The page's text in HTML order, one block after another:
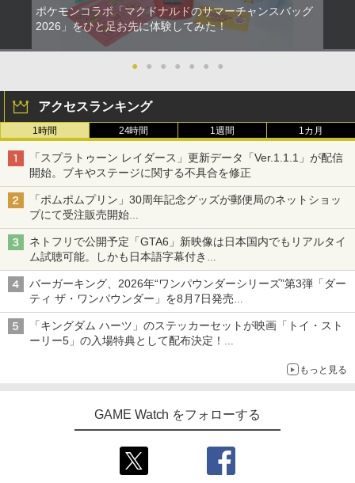
￥680
g 【CEROレーティング「Z」】
￥1,079
3
エイムアップリング FPS EVOgames 日
本製 天然ゴム 6個セット PS5 PS4 Switc
h プロコン PC コントローラー用 エイム
アシスト リング スポンジ リコイル制御
操作性向上 ゲーミング
￥1,980
【特典】テイルズ オブ エターニア リマ
スター PS5版(【早期購入特典】超冒険
シティコネクション 【PS5】カルドセプ
ト ザ ファースト 通常版 [ELJM-30899
PS5 カルドセプト ザ ファ-スト ツウジョ
【中古】.hack//Vol.1×Vol.2 PlayStation
2 the Best
【当店独自で＋P10倍★要エントリー】
【中古】[PS5] コール オブ デューティ
ブラックオプス コールドウォー(CALL O
F DUTY BLACK OPS COLD WAR ) ソニ
ー・インタラクティブエンタテインメン
ト (20201113)
￥1,300
[Switch 2] ぽこ あ ポケモン エキスパン
ションパス（ダウンロード版）※3,200
ポイントまでご利用可
￥4,400
レッド＜その他＞（代引き不可）6547
￥20,000
映画『THE FIRST SLAM DUNK』 STAN
DARD EDITION【Blu-ray】（早期予約
特典なし） [ 井上雄彦 ]
3
あやかしトライアングル 3《完全生産限
定版》 (初回限定) 【Blu-ray】
￥6,667
4
劇場版「鬼滅の刃」無限城編 第一章 猗
窩座再来(完全生産限定版)【Blu-ray】 [
吾峠呼世晴 ]
￥8,690
【楽天ブックス限定先着特典】劇場版
「僕の心のヤバイやつ」【Blu-ray】(A6
￥8,800
ポケモンコラボ「マクドナルドのサマーチャンスバッグ
2026」をひと足お先に体験してみた！
● ● ● ● ● ● ●
アクセスランキング
1時間 24時間 1週間 1カ月
「スプラトゥーン レイダース」更新データ「Ver.1.1.1」が配信
開始。ブキやステージに関する不具合を修正
「ポムポムプリン」30周年記念グッズが郵便局のネットショッ
プにて受注販売開始
「おもちもちもちクッション」など今年だけの限定商品が登場
ネトフリで公開予定「GTA6」新映像は日本国内でもリアルタイ
ム試聴可能。しかも日本語字幕付き
Netflixから公式回答あり
バーガーキング、2026年“ワンパウンダーシリーズ”第3弾「ダー
ティ ザ・ワンパウンダー」を8月7日発売
「特製ガーリックマヨソース」を使用した超大型チーズバーガー
「キングダム ハーツ」のステッカーセットが映画「トイ・スト
ーリー5」の入場特典として配布決定！
もっと見る
GAME Watch をフォローする